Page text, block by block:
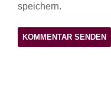
speichern.